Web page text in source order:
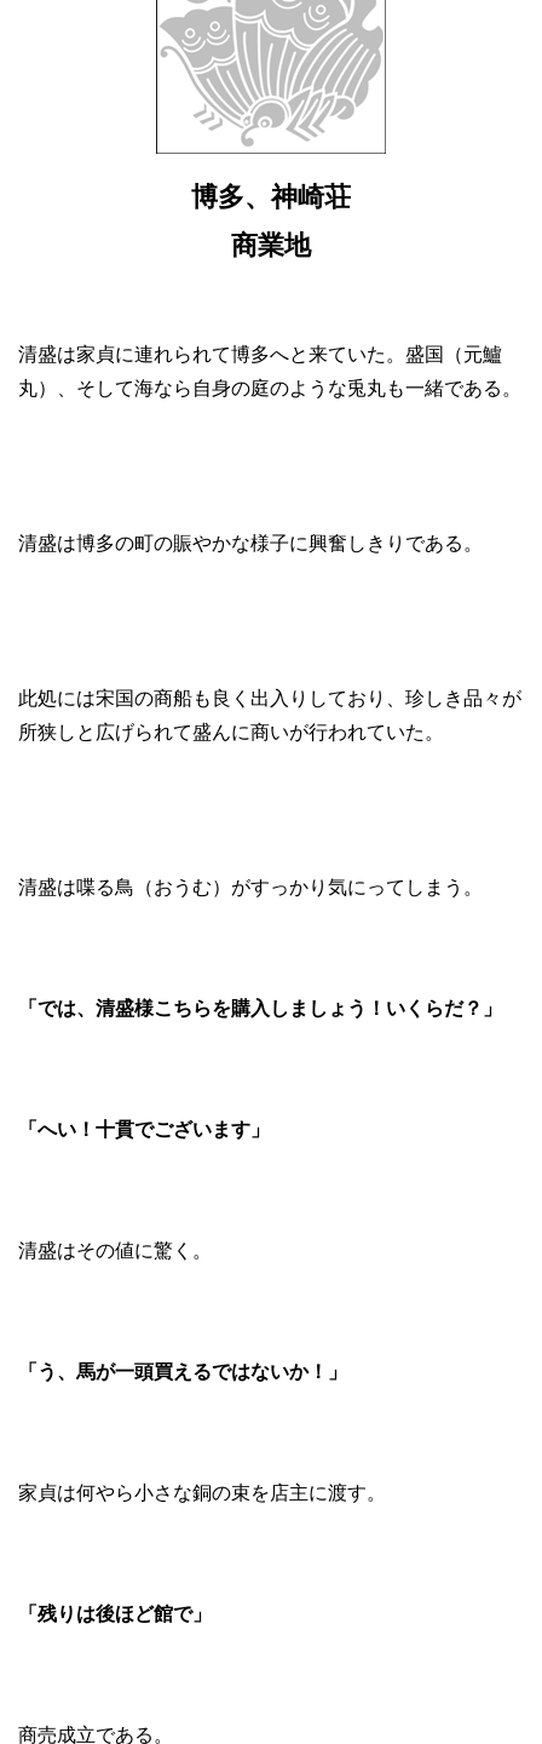
博多、神崎荘
商業地
清盛は家貞に連れられて博多へと来ていた。盛国（元鱸
丸）、そして海なら自身の庭のような兎丸も一緒である。
清盛は博多の町の賑やかな様子に興奮しきりである。
此処には宋国の商船も良く出入りしており、珍しき品々が
所狭しと広げられて盛んに商いが行われていた。
清盛は喋る鳥（おうむ）がすっかり気にってしまう。
「では、清盛様こちらを購入しましょう！いくらだ？」
「へい！十貫でございます」
清盛はその値に驚く。
「う、馬が一頭買えるではないか！」
家貞は何やら小さな銅の束を店主に渡す。
「残りは後ほど館で」
商売成立である。